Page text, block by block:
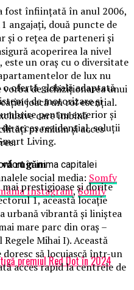
fost înființată în anul 2006,
angajați, două puncte de
și o rețea de parteneri și
acoperirea la nivel
ofertă globală adaptată
de motorizare și
pentru exterior și
acces rezidential, soluţii
Living.
rugăm
social media: Somfy
Instagram,Somfy
premiul Red Dot în 2024
un oraș cu o diversitate
de lux nu
de achiziționarea unui
joacă un rol esențial.
care îmbină
premium și acces
în inima capitalei
prestigioase și dorite
1, această locație
urbană vibrantă și liniștea
mare parc din oraș –
Mihai I). Această
doresc să locuiască într-un
acces rapid la centrele de